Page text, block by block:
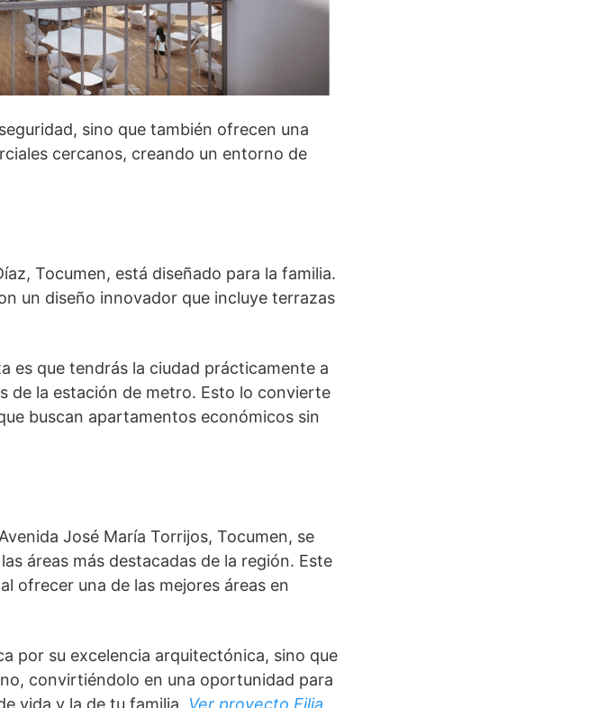
sino que también ofrecen una
cercanos, creando un entorno de
Tocumen, está diseñado para la familia.
un diseño innovador que incluye terrazas
es que tendrás la ciudad prácticamente a
de la estación de metro. Esto lo convierte
buscan apartamentos económicos sin
José María Torrijos, Tocumen, se
áreas más destacadas de la región. Este
ofrecer una de las mejores áreas en
por su excelencia arquitectónica, sino que
convirtiéndolo en una oportunidad para
vida y la de tu familia. Ver proyecto Filia